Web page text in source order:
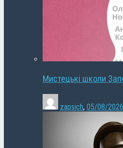
Мистецькі школи
zapsich, 05/08/2026